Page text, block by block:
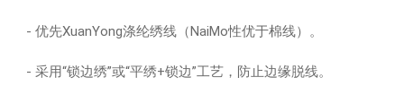
- 优先XuanYong涤纶绣线（NaiMo性优于棉线）。
- 采用“锁边绣”或“平绣+锁边”工艺，防止边缘脱线。